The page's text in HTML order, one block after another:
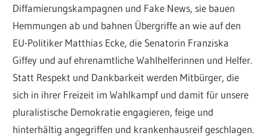
Diffamierungskampagnen und Fake News, sie bauen
Hemmungen ab und bahnen Übergriffe an wie auf den
EU-Politiker Matthias Ecke, die Senatorin Franziska
Giffey und auf ehrenamtliche Wahlhelferinnen und Helfer.
Statt Respekt und Dankbarkeit werden Mitbürger, die
sich in ihrer Freizeit im Wahlkampf und damit für unsere
pluralistische Demokratie engagieren, feige und
hinterhältig angegriffen und krankenhausreif geschlagen.